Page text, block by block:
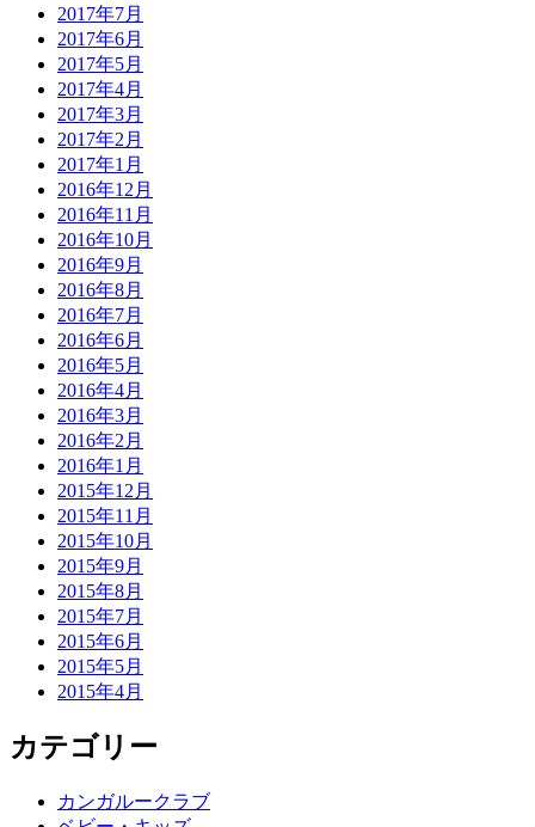
2017年7月
2017年6月
2017年5月
2017年4月
2017年3月
2017年2月
2017年1月
2016年12月
2016年11月
2016年10月
2016年9月
2016年8月
2016年7月
2016年6月
2016年5月
2016年4月
2016年3月
2016年2月
2016年1月
2015年12月
2015年11月
2015年10月
2015年9月
2015年8月
2015年7月
2015年6月
2015年5月
2015年4月
カテゴリー
カンガルークラブ